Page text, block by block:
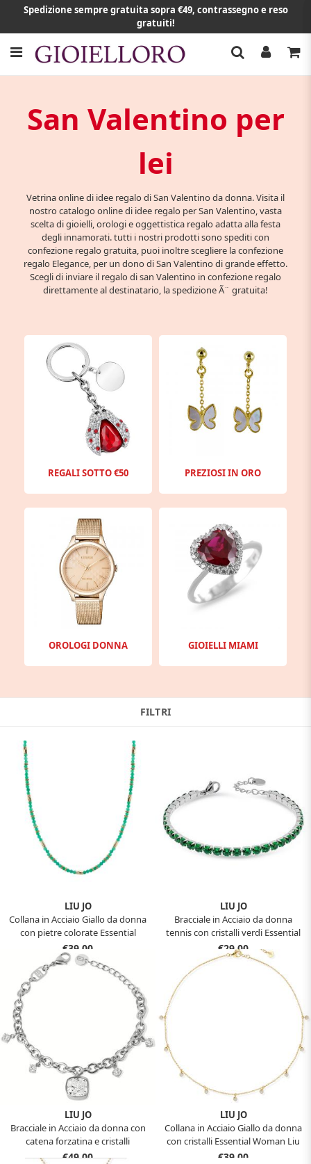
Spedizione sempre gratuita sopra €49, contrassegno e reso
gratuiti!
San Valentino per
lei
Vetrina online di idee regalo di San Valentino da donna. Visita il
nostro catalogo online di idee regalo per San Valentino, vasta
scelta di gioielli, orologi e oggettistica regalo adatta alla festa
degli innamorati. tutti i nostri prodotti sono spediti con
confezione regalo gratuita, puoi inoltre scegliere la confezione
regalo Elegance, per un dono di San Valentino di grande effetto.
Scegli di inviare il regalo di san Valentino in confezione regalo
direttamente al destinatario, la spedizione Ã¨ gratuita!
REGALI SOTTO €50 PREZIOSI IN ORO
OROLOGI DONNA GIOIELLI MIAMI
FILTRI
LIU JO
Collana in Acciaio Giallo da donna
con pietre colorate Essential
Woman Liu Jo LJ2898
€39,00
LIU JO
Bracciale in Acciaio da donna
tennis con cristalli verdi Essential
Woman Liu Jo LJ2420
€29,00
LIU JO
Bracciale in Acciaio da donna con
catena forzatina e cristalli
Essential Woman Liu Jo LJ2886
€49,00
LIU JO
Collana in Acciaio Giallo da donna
con cristalli Essential Woman Liu
Jo LJ2840
€39,00